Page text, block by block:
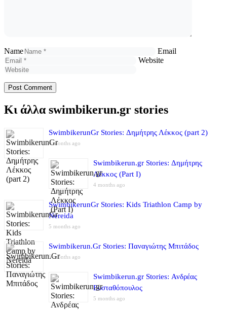
Name
Email
Website
Κι άλλα swimbikerun.gr stories
SwimbikerunGr Stories: Δημήτρης Λέκκος (part 2)
4 months ago
Swimbikerun.gr Stories: Δημήτρης
Λέκκος (Part I)
4 months ago
SwimbikerunGr Stories: Kids Triathlon Camp by
Nereida
5 months ago
Swimbikerun.Gr Stories: Παναγιώτης Μπιτάδος
5 months ago
Swimbikerun.gr Stories: Ανδρέας
Ευσταθόπουλος
5 months ago